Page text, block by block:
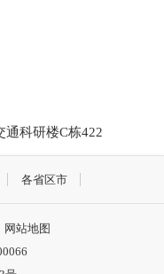
科研楼C栋422
各省区市
网站地图